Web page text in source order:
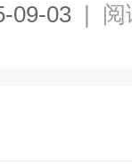
09-03 | 阅